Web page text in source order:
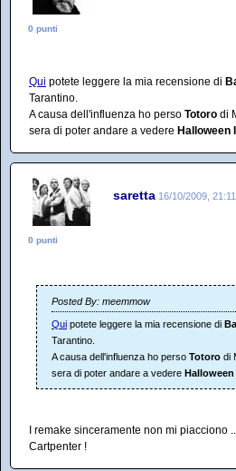
0 punti
Qui potete leggere la mia recensione di
Tarantino.
A causa dell'influenza ho perso Totoro di
sera di poter andare a vedere Halloween II
saretta 16/10/2009, 21:11
0 punti
Posted By: meemmow
Qui potete leggere la mia recensione di
Tarantino.
A causa dell'influenza ho perso Totoro di
sera di poter andare a vedere Halloween
I remake sinceramente non mi piacciono
Cartpenter !